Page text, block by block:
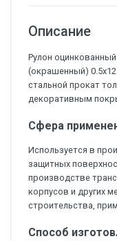
Описание
Рулон
(окрашенный)
стальной прокат
декоративным
Сфера
Используется в
защитных
производстве
корпусов и других
строительства,
Способ